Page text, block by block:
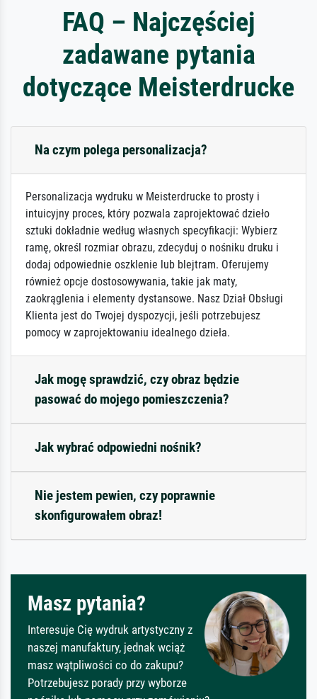
FAQ – Najczęściej
zadawane pytania
dotyczące Meisterdrucke
Na czym polega personalizacja?
Personalizacja wydruku w Meisterdrucke to prosty i
intuicyjny proces, który pozwala zaprojektować dzieło
sztuki dokładnie według własnych specyfikacji: Wybierz
ramę, określ rozmiar obrazu, zdecyduj o nośniku druku i
dodaj odpowiednie oszklenie lub blejtram. Oferujemy
również opcje dostosowywania, takie jak maty,
zaokrąglenia i elementy dystansowe. Nasz Dział Obsługi
Klienta jest do Twojej dyspozycji, jeśli potrzebujesz
pomocy w zaprojektowaniu idealnego dzieła.
Jak mogę sprawdzić, czy obraz będzie
pasować do mojego pomieszczenia?
Jak wybrać odpowiedni nośnik?
Nie jestem pewien, czy poprawnie
skonfigurowałem obraz!
Masz pytania?
Interesuje Cię wydruk artystyczny z
naszej manufaktury, jednak wciąż
masz wątpliwości co do zakupu?
Potrzebujesz porady przy wyborze